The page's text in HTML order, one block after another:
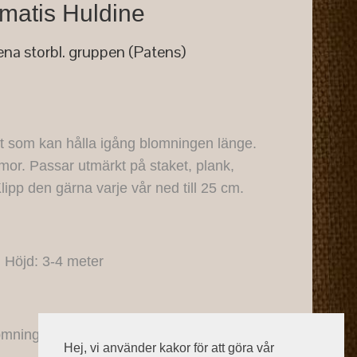
Hej, vi använder kakor för att göra vår
Huldine
storbl. gruppen (Patens)
som kan hålla igång blomningen länge.
Passar utmärkt på staket, plank,
den gärna varje vår ned till 25 cm.
Höjd: 3-4 meter
juni-sept.